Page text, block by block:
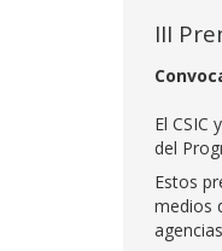
III
El CSIC
del
Estos
medios